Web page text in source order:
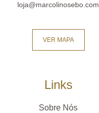
loja@marcolinosebo.com
VER MAPA
Links
Sobre Nós